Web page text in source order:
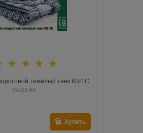
тяжёлый танк КВ-1С
35023 AK
Купить